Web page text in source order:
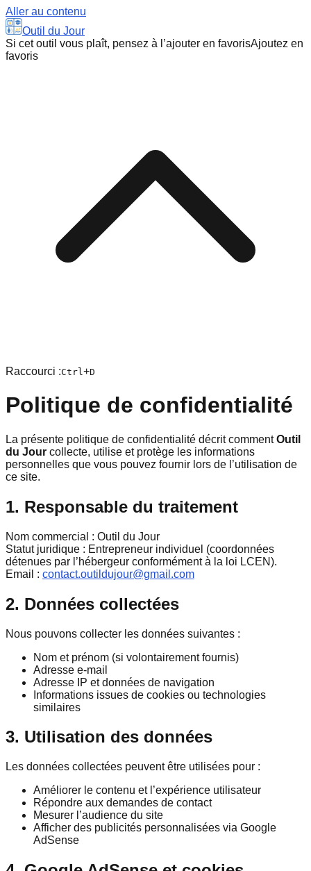
Aller au contenu
Outil du Jour
Si cet outil vous plaît, pensez à l’ajouter en favorisAjoutez en
favoris
Raccourci :Ctrl+D
Politique de confidentialité
La présente politique de confidentialité décrit commentOutil
du Jour collecte, utilise et protège les informations
personnelles que vous pouvez fournir lors de l’utilisation de
ce site.
1. Responsable du traitement
Nom commercial : Outil du Jour
Statut juridique : Entrepreneur individuel (coordonnées
détenues par l’hébergeur conformément à la loi LCEN).
Email : contact.outildujour@gmail.com
2. Données collectées
Nous pouvons collecter les données suivantes :
Nom et prénom (si volontairement fournis)
Adresse e-mail
Adresse IP et données de navigation
Informations issues de cookies ou technologies
similaires
3. Utilisation des données
Les données collectées peuvent être utilisées pour :
Améliorer le contenu et l’expérience utilisateur
Répondre aux demandes de contact
Mesurer l’audience du site
Afficher des publicités personnalisées via Google
AdSense